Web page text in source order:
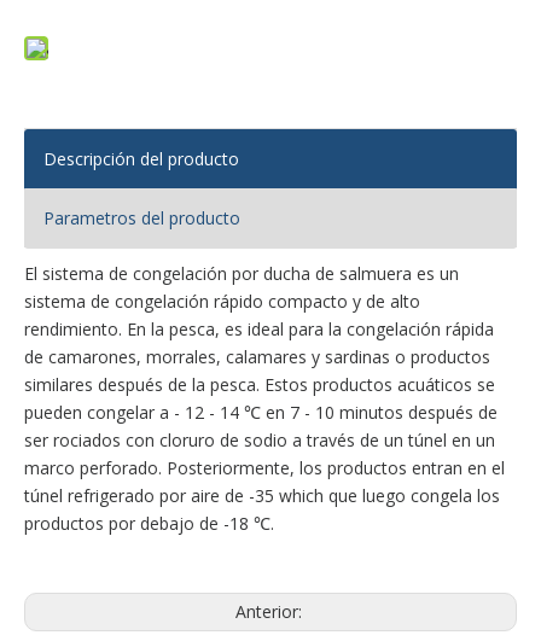
Descripción del producto
Parametros del producto
El sistema de congelación por ducha de salmuera es un
sistema de congelación rápido compacto y de alto
rendimiento. En la pesca, es ideal para la congelación rápida
de camarones, morrales, calamares y sardinas o productos
similares después de la pesca. Estos productos acuáticos se
pueden congelar a - 12 - 14 ℃ en 7 - 10 minutos después de
ser rociados con cloruro de sodio a través de un túnel en un
marco perforado. Posteriormente, los productos entran en el
túnel refrigerado por aire de -35 which que luego congela los
productos por debajo de -18 ℃.
Anterior: